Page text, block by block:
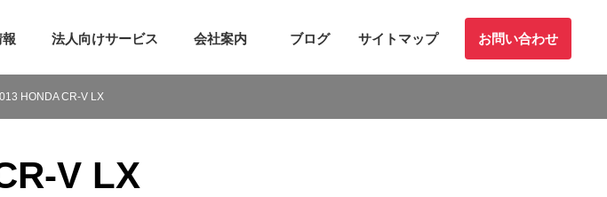
法人向けサービス 会社案内 ブログ サイトマップ お問い合わせ
HONDA CR-V LX
V LX